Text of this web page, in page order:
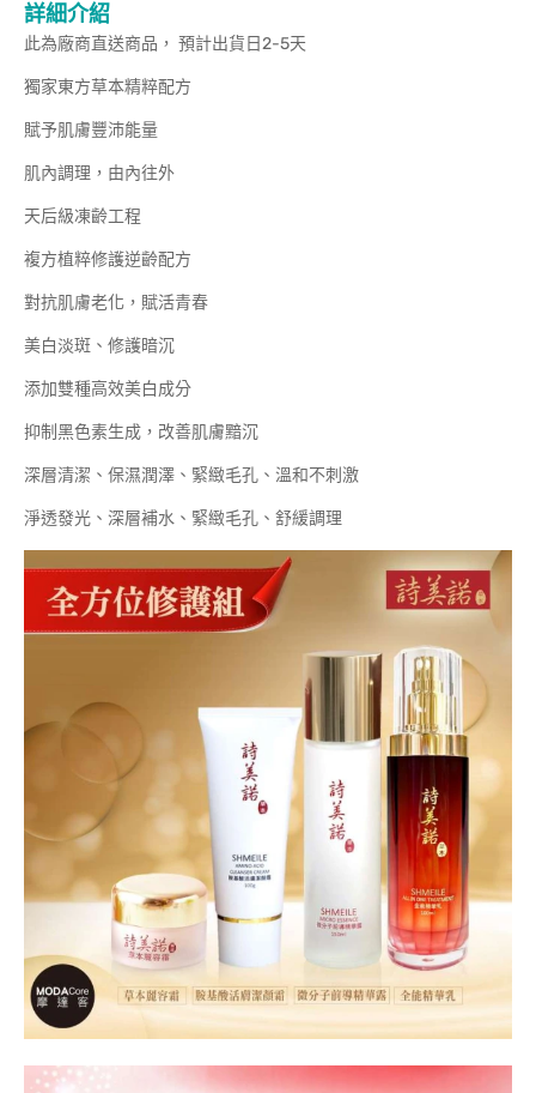
詳細介紹
此為廠商直送商品， 預計出貨日2-5天
獨家東方草本精粹配方
賦予肌膚豐沛能量
肌內調理，由內往外
天后級凍齡工程
複方植粹修護逆齡配方
對抗肌膚老化，賦活青春
美白淡斑、修護暗沉
添加雙種高效美白成分
抑制黑色素生成，改善肌膚黯沉
深層清潔、保濕潤澤、緊緻毛孔、溫和不刺激
淨透發光、深層補水、緊緻毛孔、舒緩調理